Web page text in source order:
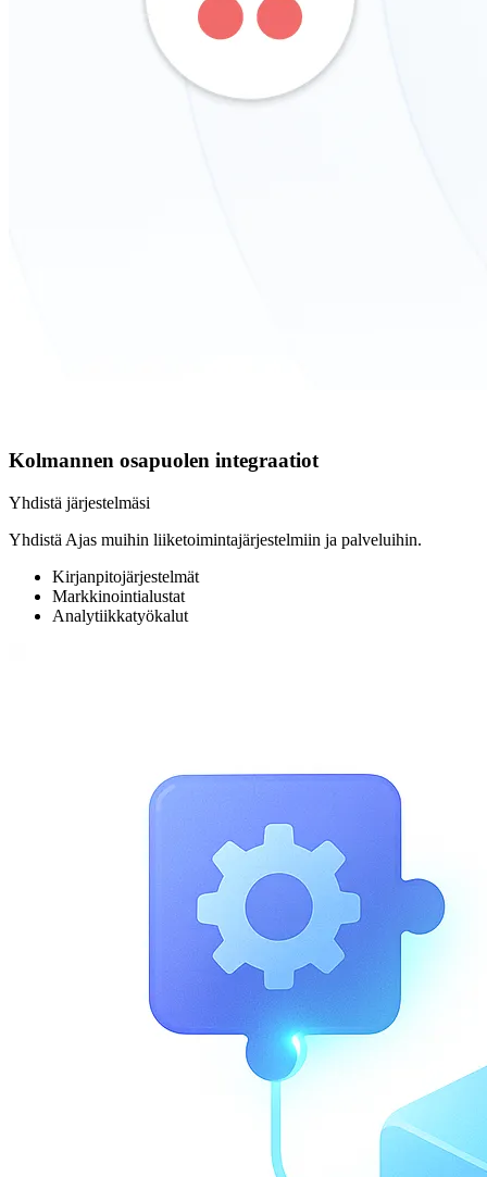
Kolmannen osapuolen integraatiot
Yhdistä järjestelmäsi
Yhdistä Ajas muihin liiketoimintajärjestelmiin ja palveluihin.
Kirjanpitojärjestelmät
Markkinointialustat
Analytiikkatyökalut